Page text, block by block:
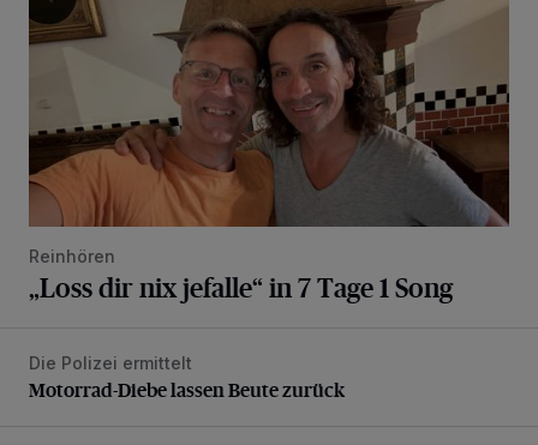
Reinhören
„Loss dir nix jefalle“ in 7 Tage 1 Song
Motorrad-Diebe lassen Beute zurück
Die Polizei ermittelt
Motorrad-Diebe lassen Beute zurück